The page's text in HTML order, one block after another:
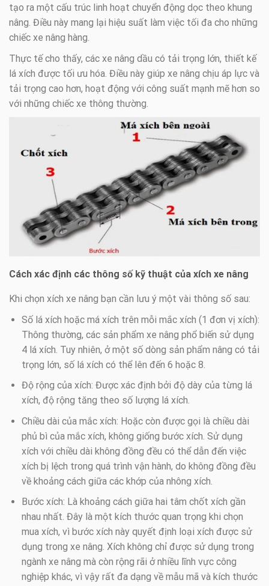
tạo ra một cấu trúc linh hoạt chuyển động dọc theo khung
nâng. Điều này mang lại hiệu suất làm việc tối đa cho những
chiếc xe nâng hàng.
Thực tế cho thấy, các xe nâng dầu có tải trọng lớn, thiết kế
lá xích được tối ưu hóa. Điều này giúp xe nâng chịu áp lực và
tải trọng cao hơn, hoạt động với công suất mạnh mẽ hơn so
với những chiếc xe thông thường.
Cách xác định các thông số kỹ thuật của xích xe nâng
Khi chọn xích xe nâng bạn cần lưu ý một vài thông số sau:
Số lá xích hoặc má xích trên mỗi mắc xích (1 đơn vị xích):
Thông thường, các sản phẩm xe nâng phổ biến sử dụng
4 lá xích. Tuy nhiên, ở một số dòng sản phẩm nâng có tải
trọng lớn, số lá xích có thể lên đến 6 hoặc 8.
Độ rộng của xích: Được xác định bởi độ dày của từng lá
xích, độ rộng tăng theo số lượng lá xích.
Chiều dài của mắc xích: Hoặc còn được gọi là chiều dài
phủ bì của mắc xích, không giống bước xích. Sử dụng
xích với chiều dài không đồng đều có thể dẫn đến việc
xích bị lệch trong quá trình vận hành, do không đồng đều
về khoảng cách giữa các khớp của nhông xích.
Bước xích: Là khoảng cách giữa hai tâm chốt xích gần
nhau nhất. Đây là một kích thước quan trọng khi chọn
mua xích, vì bước xích này quyết định loại xích được sử
dụng trong xe nâng. Xích không chỉ được sử dụng trong
ngành xe nâng mà còn rộng rãi ở nhiều lĩnh vực công
nghiệp khác, vì vậy rất đa dạng về mẫu mã và kích thước